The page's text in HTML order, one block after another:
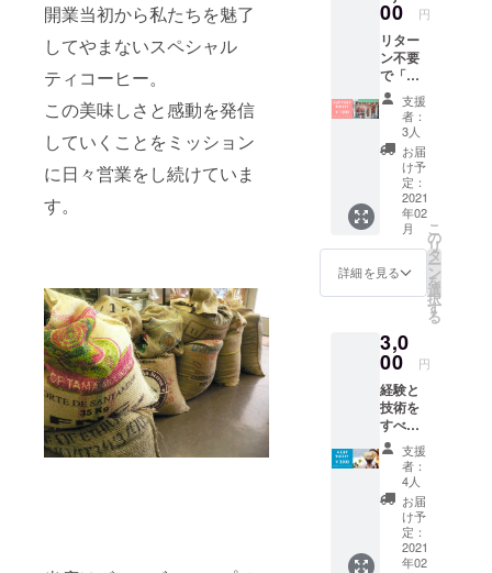
開業当初から私たちを魅了
してやまないスペシャル
ティコーヒー。
この美味しさと感動を発信
していくことをミッション
に日々営業をし続けていま
す。
ファンディ
ングに挑戦
します。
ご支援の程
よろしくお
願いいたし
ます！
00 円
リター
ン不要
で「横
浜元町
珈琲」
をご支
援いた
だける
場合は
こちら
をご選
択くだ
さい。
お店か
らお礼
のメー
らせて
いただ
きま
す。
支援
者：
3人
お届
け予
定：
2021
年02
月
詳細を見る
こ
の
リ
タ
ー
ン
を
選
択
す
る
3,0
00 円
経験と
技術を
すべて
注ぎ込
んだ感
動の一
杯をご
賞味い
ただけ
る、お
好きな
支援
者：
4人
お届
け予
定：
2021
年02